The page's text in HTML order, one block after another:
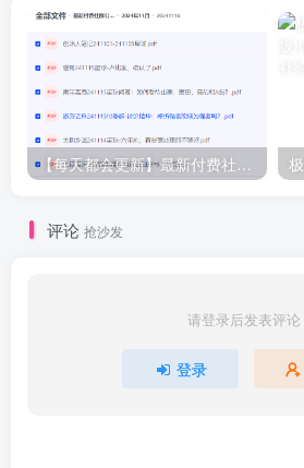
【每天都会更新】最新付费社群公众号文章
评论 抢沙发
请登录后发表评论
登录